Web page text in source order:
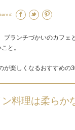
it
ランチづかいのカフェ
と。
楽しくなるおすすめの3
料理は柔らか